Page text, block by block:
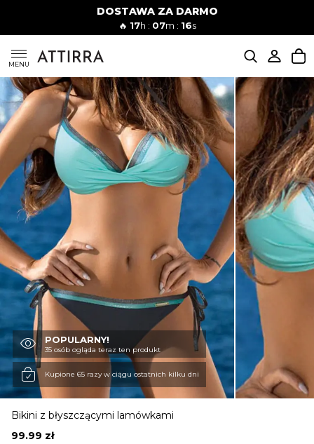
DOSTAWA ZA DARMO
🔥 17h : 07m : 15s
MENU
Mężczyźni
SUKIENKI
KOMPLETY
KOMBINEZONY
DÓŁ DAMSKIE
STROJE KĄPIELOWE
BLUZKI
OBUWIE
BIELIZNA
POPULARNY!
35 osób ogląda teraz ten produkt
Kupione 65 razy w ciągu ostatnich kilku dni
Bikini z błyszczącymi lamówkami
99.99 zł